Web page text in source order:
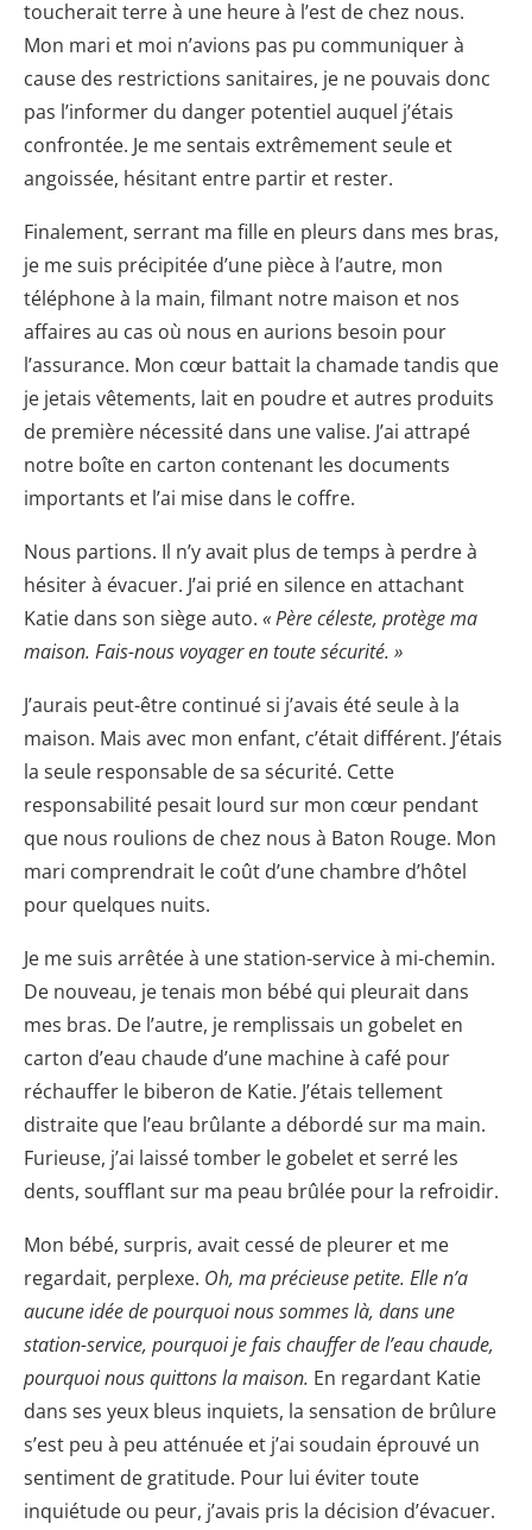
toucherait terre à une heure à l’est de chez nous.
Mon mari et moi n’avions pas pu communiquer à
cause des restrictions sanitaires, je ne pouvais donc
pas l’informer du danger potentiel auquel j’étais
confrontée. Je me sentais extrêmement seule et
angoissée, hésitant entre partir et rester.
Finalement, serrant ma fille en pleurs dans mes bras,
je me suis précipitée d’une pièce à l’autre, mon
téléphone à la main, filmant notre maison et nos
affaires au cas où nous en aurions besoin pour
l’assurance. Mon cœur battait la chamade tandis que
je jetais vêtements, lait en poudre et autres produits
de première nécessité dans une valise. J’ai attrapé
notre boîte en carton contenant les documents
importants et l’ai mise dans le coffre.
Nous partions. Il n’y avait plus de temps à perdre à
hésiter à évacuer. J’ai prié en silence en attachant
Katie dans son siège auto. « Père céleste, protège ma
maison. Fais-nous voyager en toute sécurité. »
J’aurais peut-être continué si j’avais été seule à la
maison. Mais avec mon enfant, c’était différent. J’étais
la seule responsable de sa sécurité. Cette
responsabilité pesait lourd sur mon cœur pendant
que nous roulions de chez nous à Baton Rouge. Mon
mari comprendrait le coût d’une chambre d’hôtel
pour quelques nuits.
Je me suis arrêtée à une station-service à mi-chemin.
De nouveau, je tenais mon bébé qui pleurait dans
mes bras. De l’autre, je remplissais un gobelet en
carton d’eau chaude d’une machine à café pour
réchauffer le biberon de Katie. J’étais tellement
distraite que l’eau brûlante a débordé sur ma main.
Furieuse, j’ai laissé tomber le gobelet et serré les
dents, soufflant sur ma peau brûlée pour la refroidir.
Mon bébé, surpris, avait cessé de pleurer et me
regardait, perplexe. Oh, ma précieuse petite. Elle n’a
aucune idée de pourquoi nous sommes là, dans une
station-service, pourquoi je fais chauffer de l’eau chaude,
pourquoi nous quittons la maison. En regardant Katie
dans ses yeux bleus inquiets, la sensation de brûlure
s’est peu à peu atténuée et j’ai soudain éprouvé un
sentiment de gratitude. Pour lui éviter toute
inquiétude ou peur, j’avais pris la décision d’évacuer.